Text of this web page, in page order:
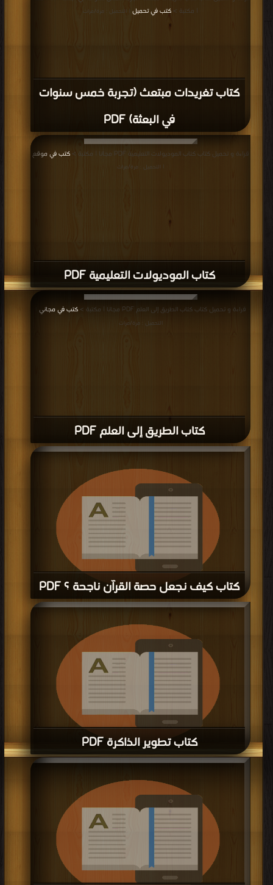
كتاب تغريدات مبتعث (تجربة خمس سنوات
في البعثة) PDF
| مكتبة > كتب في تحميل | التحميل : مرة/مرات
كتاب الموديولات التعليمية PDF
قراءة و تحميل كتاب كتاب الموديولات التعليمية PDF مجانا | مكتبة > كتب في موقع
| التحميل : مرة/مرات
كتاب الطريق إلى العلم PDF
قراءة و تحميل كتاب كتاب الطريق إلى العلم PDF مجانا | مكتبة > كتب في مجاني
التحميل : مرة/مرات
كتاب كيف نجعل حصة القرآن ناجحة ؟ PDF
قراءة و تحميل كتاب كتاب كيف نجعل حصة القرآن ناجحة ؟ PDF مجانا | مكتبة >
كتب في| التحميل : مرة/مرات
كتاب تطوير الذاكرة PDF
قراءة و تحميل كتاب كتاب تطوير الذاكرة PDF مجانا | مكتبة > كتب في اسرع تحميل|
التحميل : مرة/مرات